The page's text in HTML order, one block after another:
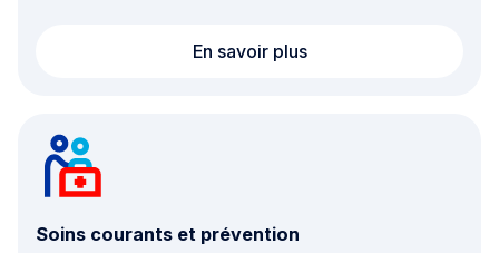
En savoir plusThérapies alternatives
Soins courants et prévention